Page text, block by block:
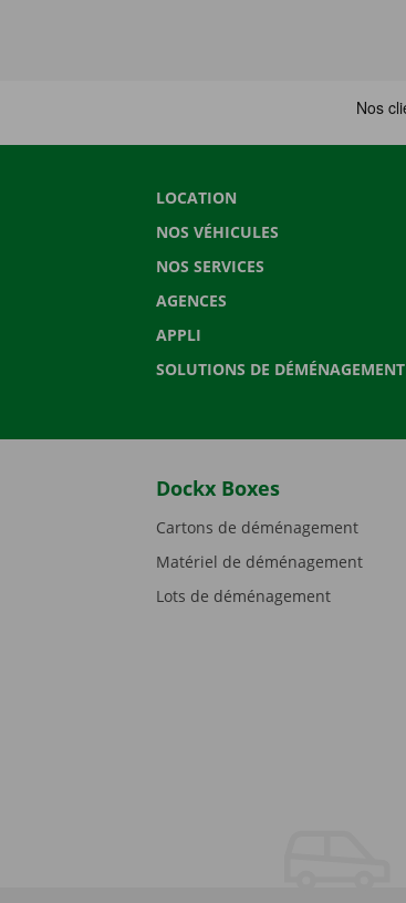
LOCATION
NOS VÉHICULES
NOS SERVICES
AGENCES
APPLI
SOLUTIONS DE DÉMÉNAGEMENT
Dockx Boxes
Cartons de déménagement
Matériel de déménagement
Lots de déménagement